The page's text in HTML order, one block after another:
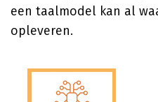
een taalmodel kan al
opleveren.